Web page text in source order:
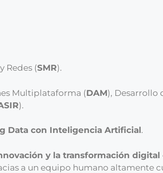
Redes (SMR).
Multiplataforma (DAM), Desarrollo
).
Data con Inteligencia Artificial.
y la transformación
a un equipo humano altamente